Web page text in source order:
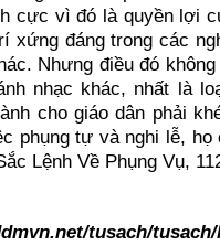
cực vì đó là quyền lợi
xứng đáng trong các
Nhưng điều đó
nhạc khác, nhất là
cho giáo dân phải
phụng tự và nghi lễ, họ
Lệnh Về Phụng Vụ,
tusach/